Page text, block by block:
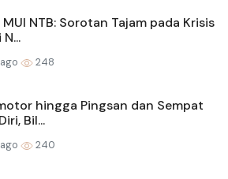
NTB: Sorotan Tajam pada Krisis
248
hingga Pingsan dan Sempat
Bil...
240